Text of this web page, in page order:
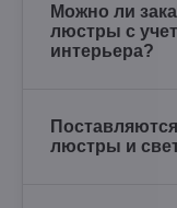
Можно ли
люстры с
интерьера?
люстры и